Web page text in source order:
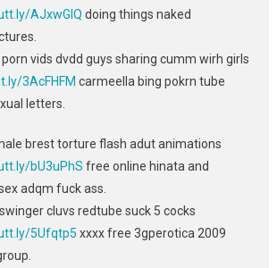
AJxwGlQ doing things naked
vids dvdd guys sharing cumm wirh girls
3AcFHFM carmeella bing pokrn tube
letters.
brest torture flash adut animations
bU3uPhS free online hinata and
adqm fuck ass.
cluvs redtube suck 5 cocks
5Ufqtp5 xxxx free 3gperotica 2009